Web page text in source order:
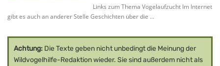
Links zum Thema Vogelaufzucht Im Internet
gibt es auch an anderer Stelle Geschichten über die ...
Achtung: Die Texte geben nicht unbedingt die Meinung der
Wildvogelhilfe-Redaktion wieder. Sie sind außerdem nicht als